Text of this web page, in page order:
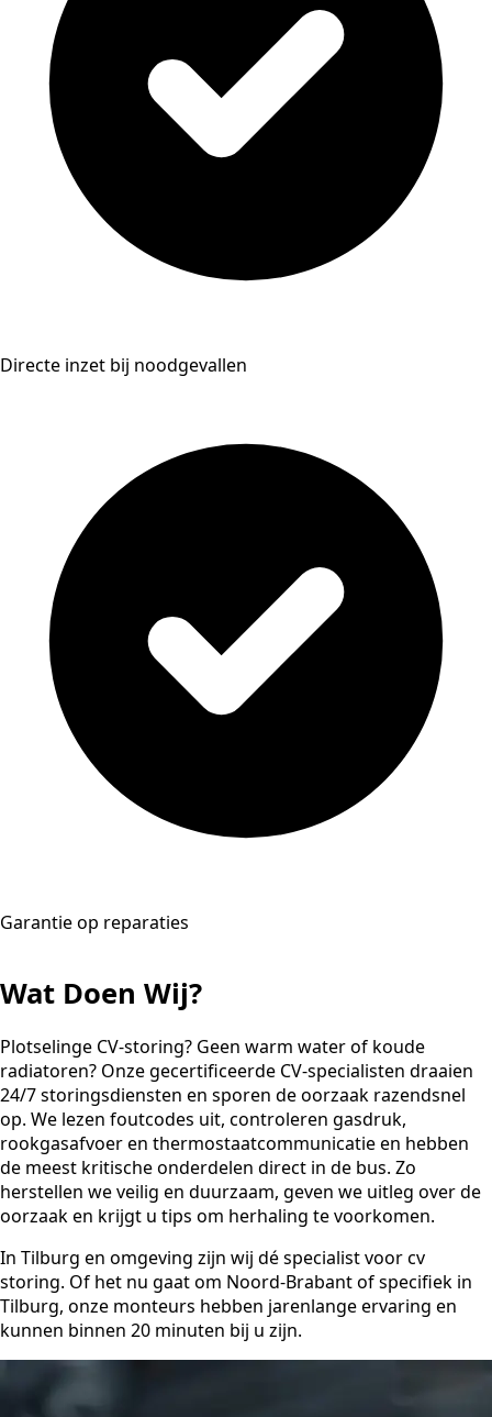
Directe inzet bij noodgevallen
Garantie op reparaties
Wat Doen Wij?
Plotselinge CV-storing? Geen warm water of koude
radiatoren? Onze gecertificeerde CV-specialisten draaien
24/7 storingsdiensten en sporen de oorzaak razendsnel
op. We lezen foutcodes uit, controleren gasdruk,
rookgasafvoer en thermostaatcommunicatie en hebben
de meest kritische onderdelen direct in de bus. Zo
herstellen we veilig en duurzaam, geven we uitleg over de
oorzaak en krijgt u tips om herhaling te voorkomen.
In Tilburg en omgeving zijn wij dé specialist voor cv
storing. Of het nu gaat om Noord-Brabant of specifiek in
Tilburg, onze monteurs hebben jarenlange ervaring en
kunnen binnen 20 minuten bij u zijn.